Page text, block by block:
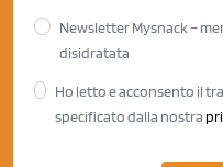
Newsletter Mysnack –
disidratata
Ho letto e acconsento il
specificato dalla nostra